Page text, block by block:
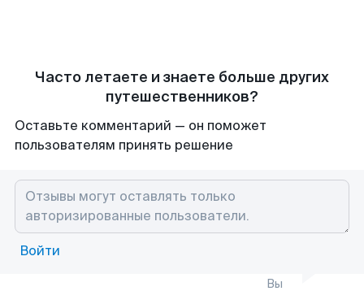
Часто летаете и знаете больше других
путешественников?
Оставьте комментарий — он поможет
пользователям принять решение
Войти
Вы